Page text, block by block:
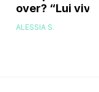
over? “Lui
ALESSIA S.